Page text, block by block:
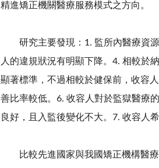
精進矯正機關醫療服務模式之方向。
研究主要發現：1. 監所內醫療資源
人的違規狀況有明顯下降。4. 相較於
顯著標準，不過相較於健保前，收容
善比率較低。6. 收容人對於監獄醫療
良好，且入監後變化不大。7. 收容人
比較先進國家與我國矯正機構醫療